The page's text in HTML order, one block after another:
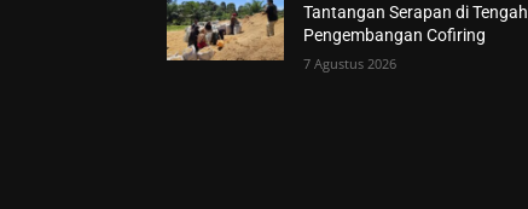
Tantangan Serapan di Tengah
Pengembangan Cofiring
7 Agustus 2026